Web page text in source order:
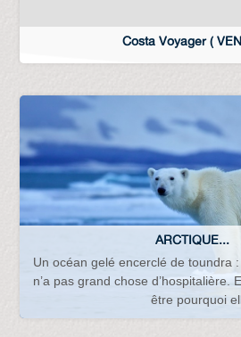
Costa Voyager (
ARCTIQUE...
Un océan gelé encerclé de toundra
n’a pas grand chose d’hospitalière.
être pourquoi